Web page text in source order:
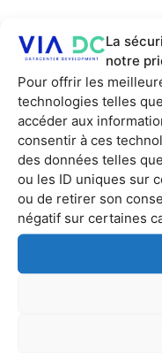
La
notre
Pour offrir les
technologies telles
accéder aux
consentir à ces
des données telles
ou les ID uniques sur
ou de retirer son
négatif sur certaines